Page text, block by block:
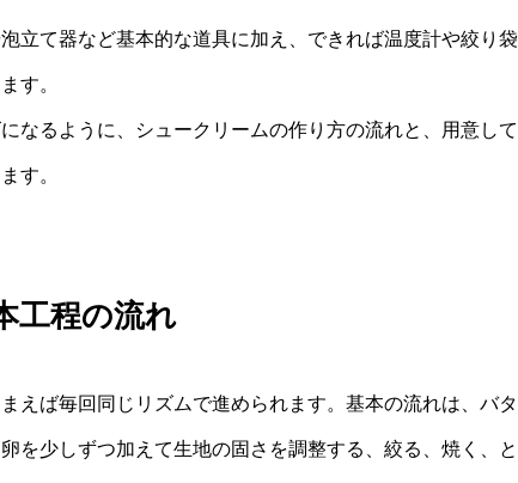
立て器など基本的な道具に加え、できれば温度計や絞り袋
す。
なるように、シュークリームの作り方の流れと、用意して
す。
工程の流れ
えば毎回同じリズムで進められます。基本の流れは、バタ
を少しずつ加えて生地の固さを調整する、絞る、焼く、と